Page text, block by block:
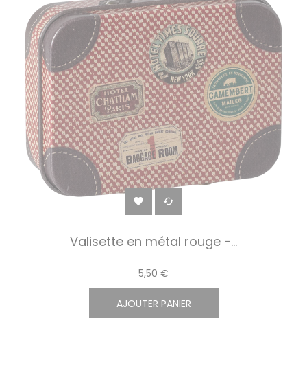
 
Valisette en métal rouge -...
5,50 €
AJOUTER PANIER